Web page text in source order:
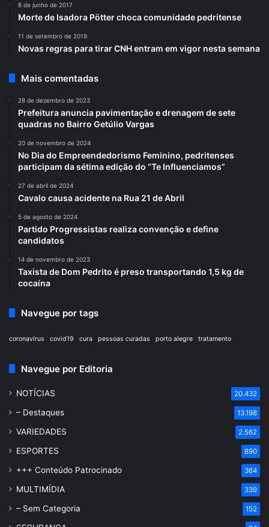
8 de junho de 2017
Morte de Isadora Pötter choca comunidade pedritense
11 de setembro de 2019
Novas regras para tirar CNH entram em vigor nesta semana
Mais comentadas
28 de dezembro de 2023
Prefeitura anuncia pavimentação e drenagem de sete
quadras no Bairro Getúlio Vargas
20 de novembro de 2024
No Dia do Empreendedorismo Feminino, pedritenses
participam da sétima edição do “Te Influenciamos”
27 de abril de 2024
Cavalo causa acidente na Rua 21 de Abril
5 de agosto de 2024
Partido Progressistas realiza convenção e define
candidatos
14 de novembro de 2023
Taxista de Dom Pedrito é preso transportando 1,5 kg de
cocaína
Navegue por tags
coronavírus covid19 cura pessoas curadas porto alegre tratamento
Navegue por Editoria
NOTÍCIAS 20.432
– Destaques 13.198
VARIEDADES 2.562
ESPORTES 890
+++ Conteúdo Patrocinado 364
MULTIMÍDIA 339
– Sem Categoria 152